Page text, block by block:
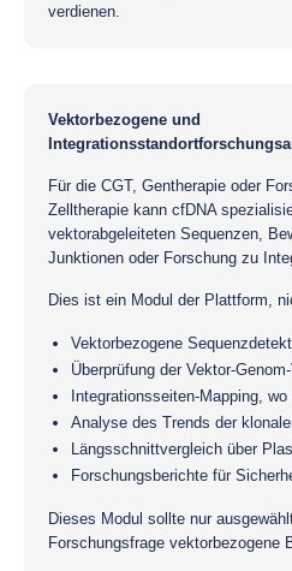
verdienen.
Vektorbezogene und
Für die CGT, Gentherapie oder
Zelltherapie kann cfDNA
vektorabgeleiteten Sequenzen,
Junktionen oder Forschung zu
Dies ist ein Modul der Plattform,
Vektorbezogene
Überprüfung der Vektor-
Integrationsseiten-Mapping,
Analyse des Trends der
Längsschnittvergleich über
Forschungsberichte für
Dieses Modul sollte nur
Forschungsfrage vektorbezogene